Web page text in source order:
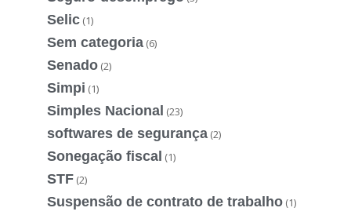
Selic (1)
Sem categoria (6)
Senado (2)
Simpi (1)
Simples Nacional (23)
softwares de segurança (2)
Sonegação fiscal (1)
STF (2)
Suspensão de contrato de trabalho (1)